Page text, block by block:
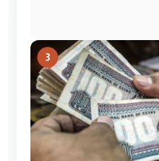
3